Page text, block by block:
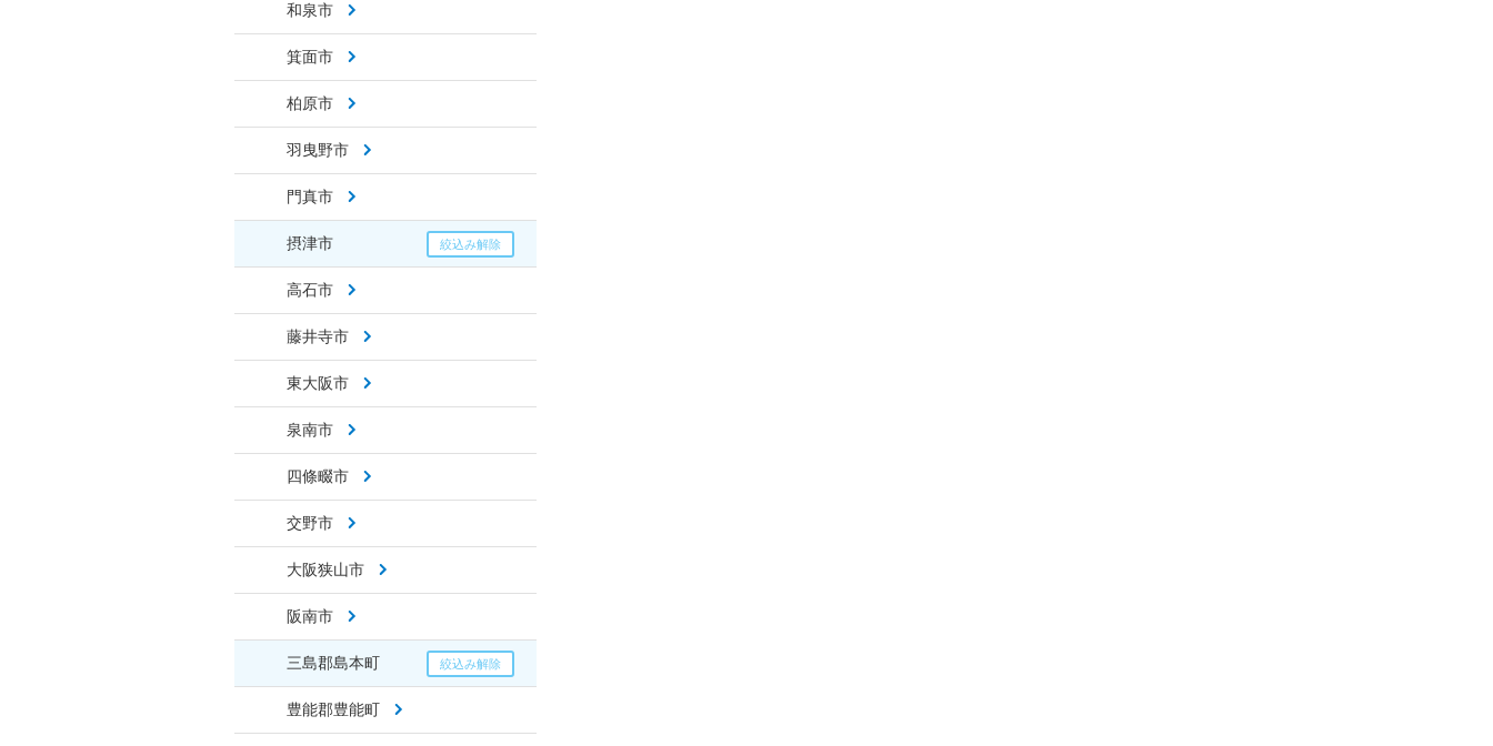
和泉市
箕面市
柏原市
羽曳野市
門真市
摂津市
高石市
藤井寺市
東大阪市
泉南市
四條畷市
交野市
大阪狭山市
阪南市
三島郡島本町
豊能郡豊能町